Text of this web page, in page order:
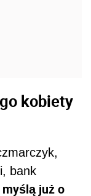
kobiety
bank
już o